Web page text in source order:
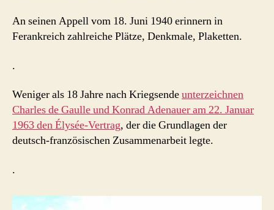
An seinen Appell vom 18. Juni 1940 erinnern in
Ferankreich zahlreiche Plätze, Denkmale, Plaketten.
.
Weniger als 18 Jahre nach Kriegsendeunterzeichnen
Charles de Gaulle und Konrad Adenauer am 22. Januar
1963 den Élysée-Vertrag, der die Grundlagen der
deutsch-französischen Zusammenarbeit legte.
.